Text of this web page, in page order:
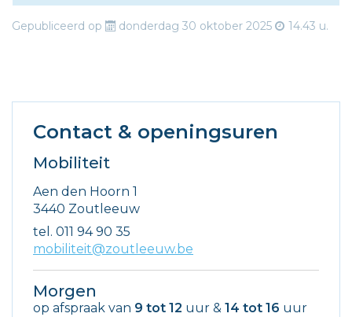
Gepubliceerd op donderdag 30 oktober 2025 14.43 u.
Contact & openingsuren
Mobiliteit
Adres
Aen den Hoorn 1
,
3440 Zoutleeuw
tel. 011 94 90 35
E-
mobiliteit@zoutleeuw.be
Morgen
op afspraak van 9 tot 12 uur & 14 tot 16 uur